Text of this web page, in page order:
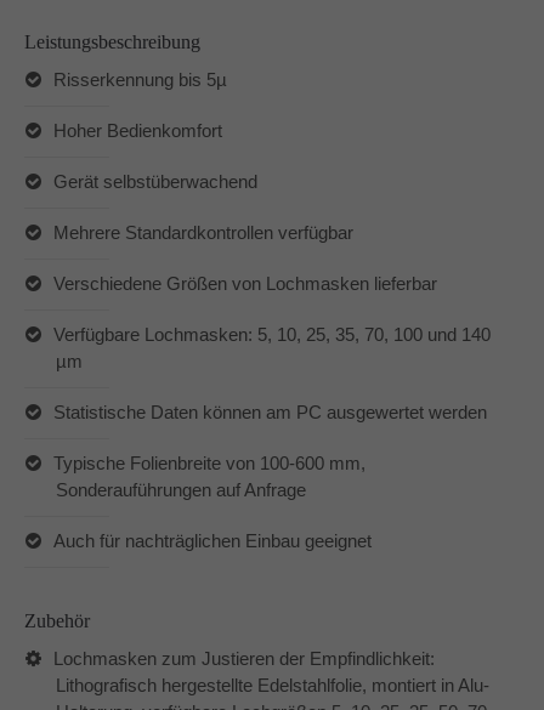
Leistungsbeschreibung
Risserkennung bis 5µ
Hoher Bedienkomfort
Gerät selbstüberwachend
Mehrere Standardkontrollen verfügbar
Verschiedene Größen von Lochmasken lieferbar
Verfügbare Lochmasken: 5, 10, 25, 35, 70, 100 und 140
µm
Statistische Daten können am PC ausgewertet werden
Typische Folienbreite von 100-600 mm,
Sonderauführungen auf Anfrage
Auch für nachträglichen Einbau geeignet
Zubehör
Lochmasken zum Justieren der Empfindlichkeit:
Lithografisch hergestellte Edelstahlfolie, montiert in Alu-